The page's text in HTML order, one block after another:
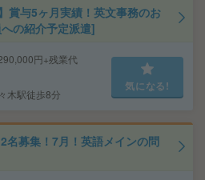
賞与5ヶ月実績！英文事務のお
の紹介予定派遣]
円+残業代
木駅徒歩8分
気になる!
名募集！7月！英語メインの問